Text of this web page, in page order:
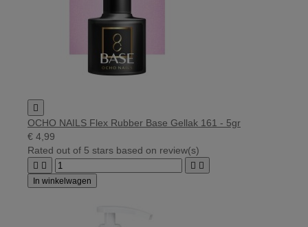

OCHO NAILS Flex Rubber Base Gellak 161 - 5gr
€ 4,99
Rated out of 5 stars based on review(s)
   
In winkelwagen